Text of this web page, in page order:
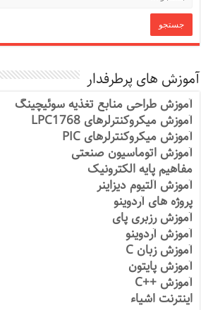
آموزش های پرطرفدار
آموزش طراحی منابع تغذیه سوئیچینگ
آموزش میکروکنترلرهای LPC1768
آموزش میکروکنترلرهای PIC
آموزش اتوماسیون صنعتی
مفاهیم پایه الکترونیک
آموزش آلتیوم دیزاینر
پروژه های آردوینو
آموزش رزبری پای
آموزش آردوینو
آموزش زبان C
آموزش پایتون
آموزش ++C
اینترنت اشیاء